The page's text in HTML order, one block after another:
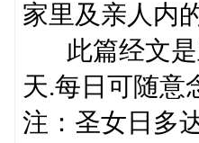
家里及亲人内
此篇经文是
天.每日可随意
注：圣女日多